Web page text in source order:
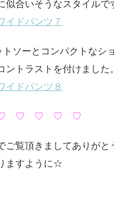
似合いそうなスタイルで
ソーとコンパクトなシ
ントラストを付けました。
♡ ♡ ♡ ♡
ご覧頂きましてありがと
ますように☆